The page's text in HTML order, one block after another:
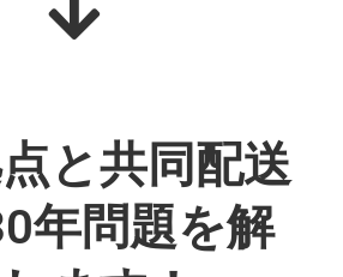
と共同配送
年問題を解